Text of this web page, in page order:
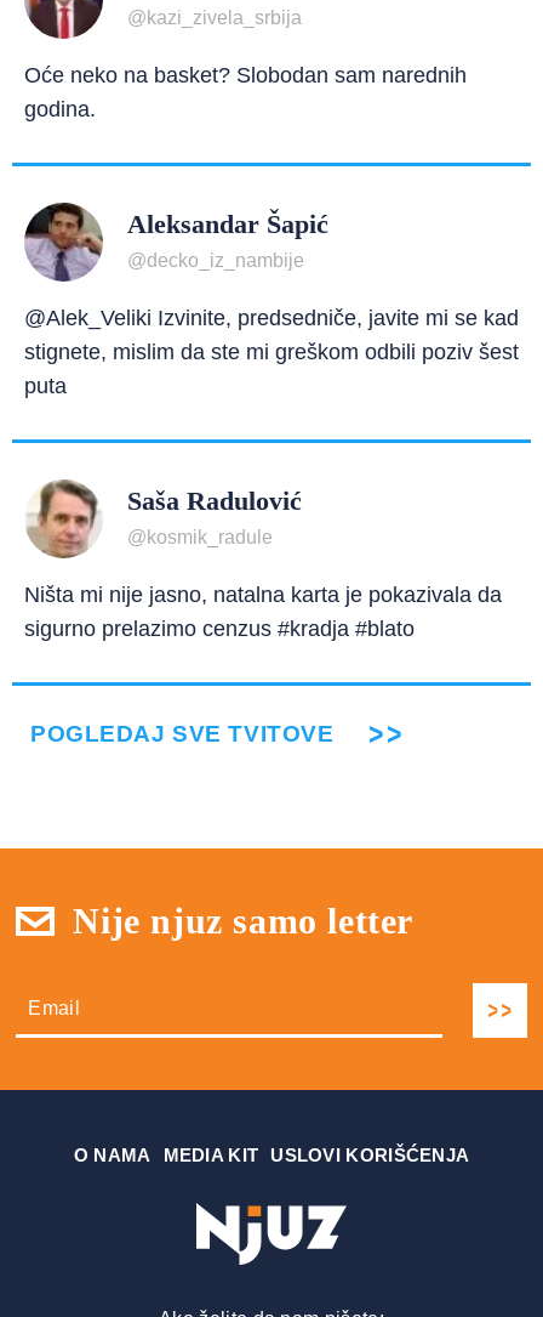
@kazi_zivela_srbija
Oće neko na basket? Slobodan sam narednih
godina.
Aleksandar Šapić
@decko_iz_nambije
@Alek_Veliki Izvinite, predsedniče, javite mi se kad
stignete, mislim da ste mi greškom odbili poziv šest
puta
Saša Radulović
@kosmik_radule
Ništa mi nije jasno, natalna karta je pokazivala da
sigurno prelazimo cenzus #kradja #blato
POGLEDAJ SVE TVITOVE
Nije njuz samo letter
О NAMA MEDIA KIT USLOVI KORIŠĆENJA